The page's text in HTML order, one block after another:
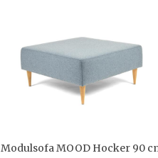
Modulsofa MOOD Hocker 90